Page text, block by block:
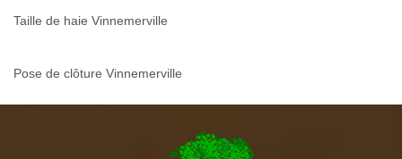
Taille de haie Vinnemerville
Pose de clôture Vinnemerville